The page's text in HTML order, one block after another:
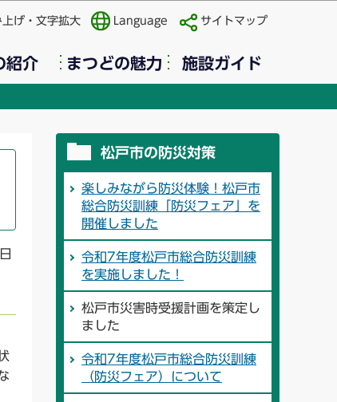
げ・文字拡大 Language サイトマップ
紹介 まつどの魅力 施設ガイド
松戸市の防災対策
楽しみながら防災体験！松戸市
総合防災訓練「防災フェア」を
開催しました
令和7年度松戸市総合防災訓練
を実施しました！
松戸市災害時受援計画を策定し
ました
令和7年度松戸市総合防災訓練
（防災フェア）について